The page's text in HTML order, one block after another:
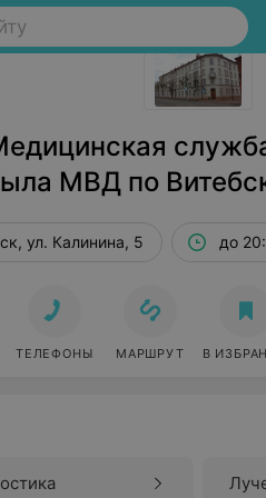
МВД по
ул. Калинина, 5 до
ТЕЛЕФОНЫ МАРШРУТ В